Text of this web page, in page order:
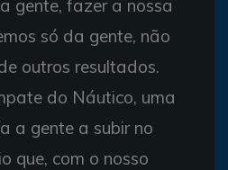
gente, fazer a nossa
só da gente, não
outros resultados.
do Náutico, uma
a gente a subir no
que, com o nosso